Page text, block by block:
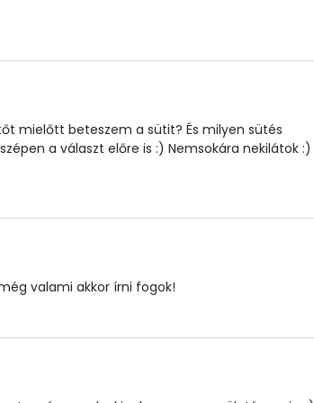
85.2 g
mielőtt beteszem a sütit? És milyen sütés
a választ előre is :) Nemsokára nekilátok :)
valami akkor írni fogok!